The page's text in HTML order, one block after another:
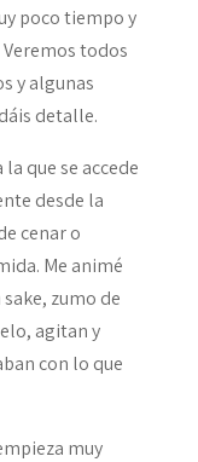
poco tiempo y
todos
y algunas
detalle.
que se accede
desde la
cenar o
Me animé
zumo de
agitan y
con lo que
muy